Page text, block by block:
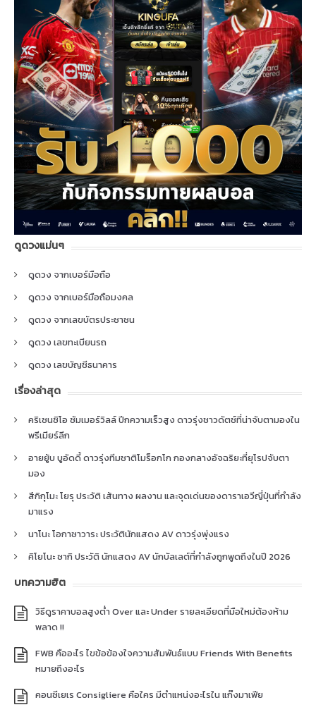
ดูดวงแม่นๆ
ดูดวง จากเบอร์มือถือ
ดูดวง จากเบอร์มือถือมงคล
ดูดวง จากเลขบัตรประชาชน
ดูดวง เลขทะเบียนรถ
ดูดวง เลขบัญชีธนาคาร
เรื่องล่าสุด
คริเซนซิโอ ซัมเมอร์วิลล์ ปีกความเร็วสูง ดาวรุ่งชาวดัตช์ที่น่าจับตามองใน
พรีเมียร์ลีก
อายยู้บ บูอัดดี้ ดาวรุ่งทีมชาติโมร็อกโก กองกลางอัจฉริยะที่ยุโรปจับตา
มอง
สึกิกุโมะ โยรุ ประวัติ เส้นทาง ผลงาน และจุดเด่นของดาราเอวีญี่ปุ่นที่กำลัง
มาแรง
นาโนะ โอกาซาวาระ ประวัตินักแสดง AV ดาวรุ่งพุ่งแรง
คิโยโนะ ซากิ ประวัติ นักแสดง AV นักบัลเลต์ที่กำลังถูกพูดถึงในปี 2026
บทความฮิต
วิธีดูราคาบอลสูงต่ำ Over และ Under รายละเอียดที่มือใหม่ต้องห้าม
พลาด !!
FWB คืออะไร ไขข้อข้องใจความสัมพันธ์แบบ Friends With Benefits
หมายถึงอะไร
คอนซีเยเร Consigliere คือใคร มีตำแหน่งอะไรใน แก๊งมาเฟีย